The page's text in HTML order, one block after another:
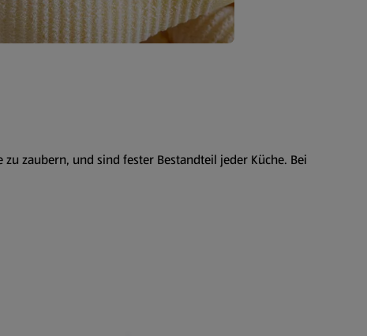
zaubern, und sind fester Bestandteil jeder Küche. Bei